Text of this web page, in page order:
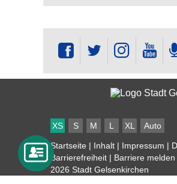
XS S M L XL Auto
Startseite | Inhalt | Impressum |
Barrierefreiheit | Barriere melden
2026 Stadt Gelsenkirchen